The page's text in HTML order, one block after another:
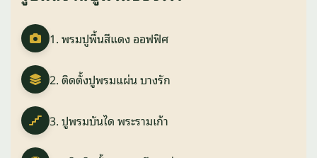
1. พรมปูพื้นสีแดง ออฟฟิศ
2. ติดตั้งปูพรมแผ่น บางรัก
3. ปูพรมบันได พระรามเก้า